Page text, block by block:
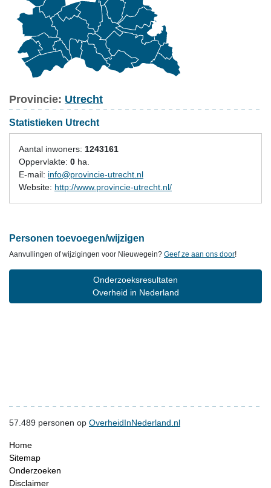
Provincie: Utrecht
Statistieken Utrecht
Aantal inwoners: 1243161
Oppervlakte: 0 ha.
E-mail: info@provincie-utrecht.nl
Website: http://www.provincie-utrecht.nl/
Personen toevoegen/wijzigen
Aanvullingen of wijzigingen voor Nieuwegein? Geef ze aan ons door!
Onderzoeksresultaten
Overheid in Nederland
57.489 personen op OverheidInNederland.nl
Home
Sitemap
Onderzoeken
Disclaimer